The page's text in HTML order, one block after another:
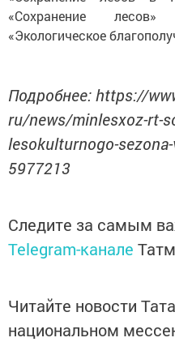
«Сохранение лесов»
«Экологическое
Подробнее: https://
ru/news/minlesxoz-rt-
lesokulturnogo-
5977213
Следите за самым
Telegram-канале
Читайте новости
национальном